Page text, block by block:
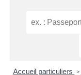
Accueil particuliers >